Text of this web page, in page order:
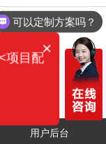
用户后台
可以定制方案吗？
×
项目配